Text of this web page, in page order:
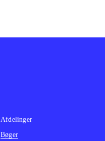
Afdelinger
Bøger